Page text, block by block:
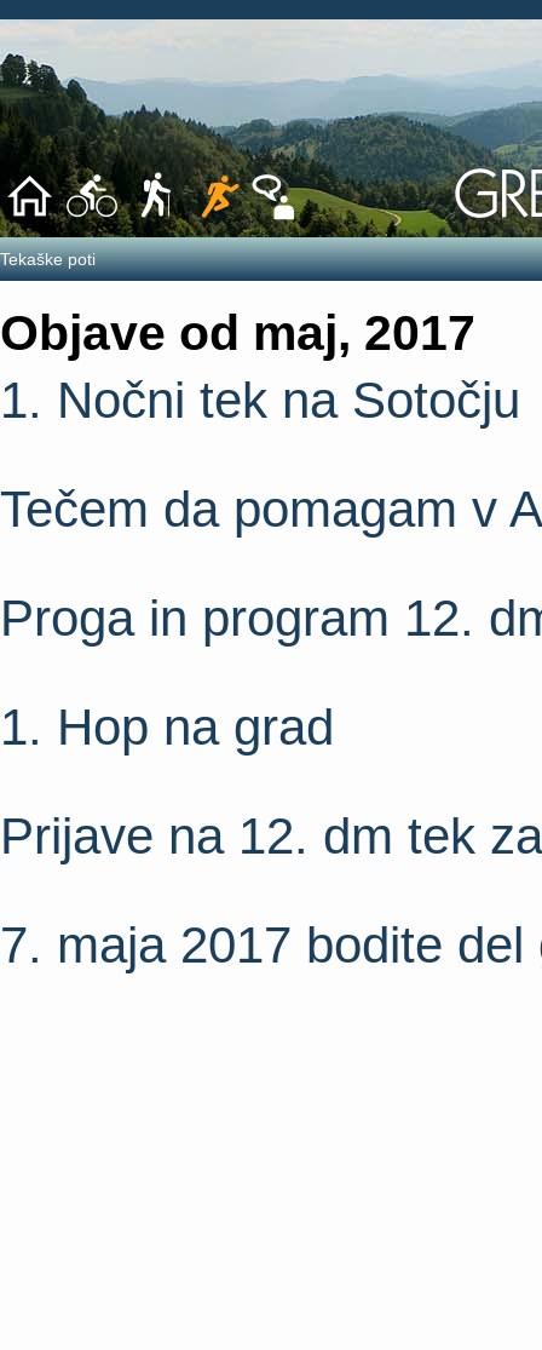
Tekaške poti
Objave od maj, 2017
1. Nočni tek na Sotočju
Tečem da pomagam v
Proga in program 12.
1. Hop na grad
Prijave na 12. dm tek
7. maja 2017 bodite